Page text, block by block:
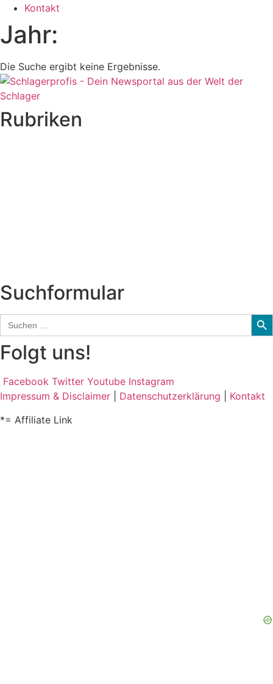
Kontakt
Jahr:
Die Suche ergibt keine Ergebnisse.
Rubriken
Suchformular
Search
for:
Folgt uns!
Facebook Twitter Youtube Instagram
Impressum & Disclaimer
Datenschutzerklärung
Kontakt
*= Affiliate Link